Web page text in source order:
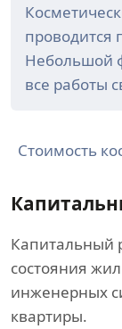
проводится
Небольшой
все работы
Стоимость
Капитальный
состояния
инженерных
квартиры.